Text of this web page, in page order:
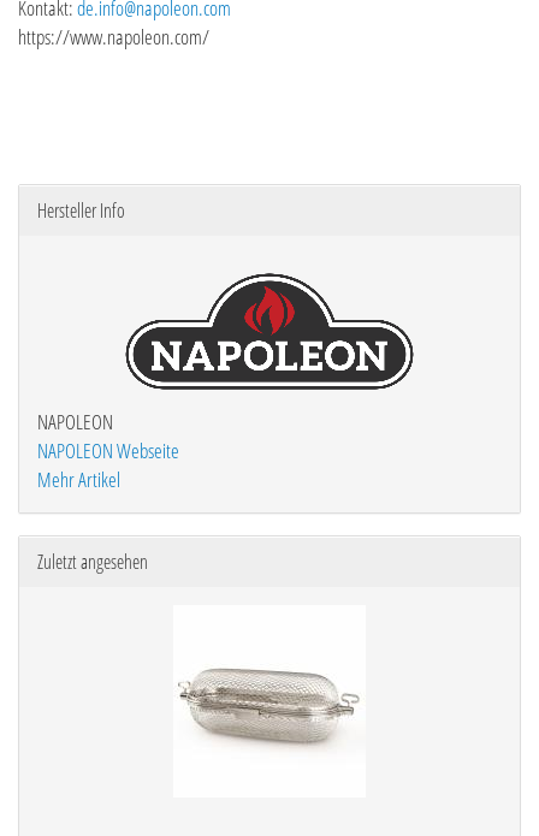
Kontakt:de.info@napoleon.com
https://www.napoleon.com/
Hersteller Info
NAPOLEON
NAPOLEON Webseite
Mehr Artikel
Zuletzt angesehen